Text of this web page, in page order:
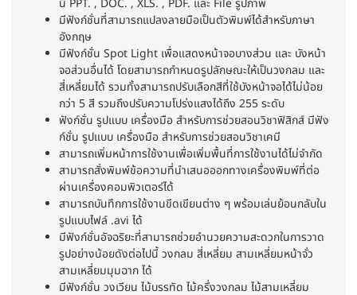
นี้ PPT. , DOC. , XLS. , PDF. และ Fileรูปภาพ
มีฟังก์ชั่นที่สามารถแปลงลายมือเป็นตัวพิมพ์ได้สำหรับภาษา
อังกฤษ
มีฟังก์ชั่น Spot Light เพื่อแสดงหน้าจอบางส่วน และ บังหน้า
จอส่วนอื่นได้ โดยสามารถกำหนดรูปลักษณะให้เป็นวงกลม และ
สี่เหลี่ยมได้ รวมทั้งสามารถปรับเลือกสีที่ใช้บังหน้าจอได้ไม่น้อย
กว่า 5สี รวมถึงปรับความโปร่งแสงได้ถึง 255ระดับ
ฟังก์ชั่น รูปแบบ เครื่องมือ สำหรับการช่วยสอนวิชาฟิสิกส์ มีฟัง
ก์ชั่น รูปแบบ เครื่องมือ สำหรับการช่วยสอนวิชาเคมี
สามารถเพิ่มหน้าการใช้งานเพื่อเพิ่มพื้นที่การใช้งานได้ไม่จำกัด
สามารถสั่งพิมพ์ข้อความที่นำเสนอออกทางเครื่องพิมพ์ที่ต่อ
ผ่านเครื่องคอมพิวเตอร์ได้
สามารถบันทึกการใช้งานขีดเขียนต่าง ๆ พร้อมเล่นย้อนกลับใน
รูปแบบไฟล์ .avi ได้
มีฟังก์ชั่นอัจฉริยะที่สามารถช่วยอำนวยความสะดวกในการวาด
รูปอย่างน้อยดังต่อไปนี้ วงกลม สี่เหลี่ยม สามเหลี่ยมหน้าจั่ว
สามเหลี่ยมมุมฉาก ได้
มีฟังก์ชั่น วงเวียน ไม้บรรทัด ไม้ครึ่งวงกลม ไม้สามเหลี่ยม